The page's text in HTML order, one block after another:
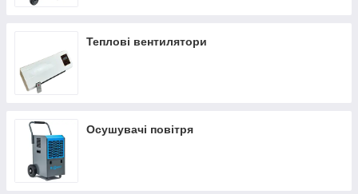
Теплові вентилятори
Осушувачі повітря